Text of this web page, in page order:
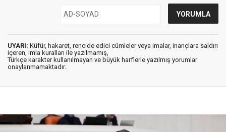
UYARI: Küfür, hakaret, rencide edici cümleler veya imalar, inançlara saldırı
içeren, imla kuralları ile yazılmamış,
Türkçe karakter kullanılmayan ve büyük harflerle yazılmış yorumlar
onaylanmamaktadır.